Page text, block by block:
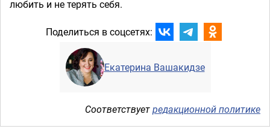
любить и не терять себя.
Поделиться в соцсетях:
Екатерина Вашакидзе
Соответствуетредакционной политике